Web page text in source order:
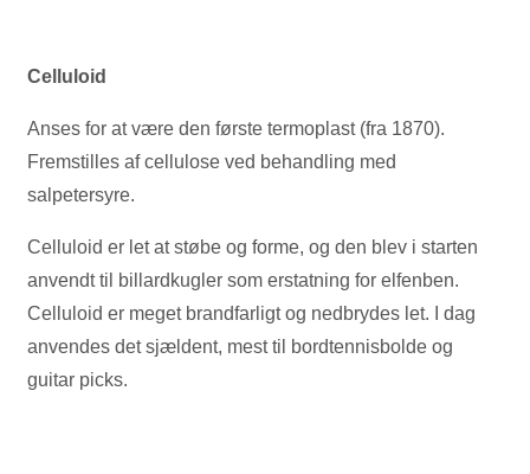
Celluloid
Anses for at være den første termoplast (fra 1870).
Fremstilles af cellulose ved behandling med
salpetersyre.
Celluloid er let at støbe og forme, og den blev i starten
anvendt til billardkugler som erstatning for elfenben.
Celluloid er meget brandfarligt og nedbrydes let. I dag
anvendes det sjældent, mest til bordtennisbolde og
guitar picks.